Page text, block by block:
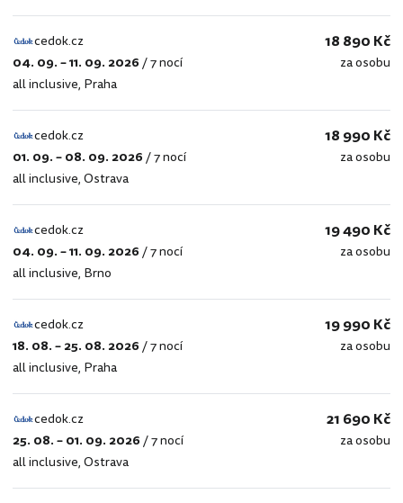
cedok.cz
cedok.cz
04. 09. – 11. 09. 2026/7 nocí
all inclusive, Praha
18 890 Kč
za osobu
cedok.cz
cedok.cz
01. 09. – 08. 09. 2026/7 nocí
all inclusive,Ostrava
18 990 Kč
za osobu
cedok.cz
cedok.cz
04. 09. – 11. 09. 2026/7 nocí
all inclusive, Brno
19 490 Kč
za osobu
cedok.cz
cedok.cz
18. 08. – 25. 08. 2026/7 nocí
all inclusive, Praha
19 990 Kč
za osobu
cedok.cz
cedok.cz
25. 08. – 01. 09. 2026/7 nocí
all inclusive,Ostrava
21 690 Kč
za osobu